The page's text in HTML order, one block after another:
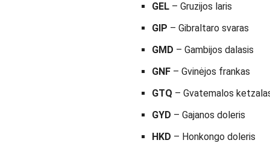
GEL – Gruzijos laris
GIP – Gibraltaro svaras
GMD – Gambijos dalasis
GNF – Gvinėjos frankas
GTQ – Gvatemalos
GYD – Gajanos doleris
HKD – Honkongo doleris